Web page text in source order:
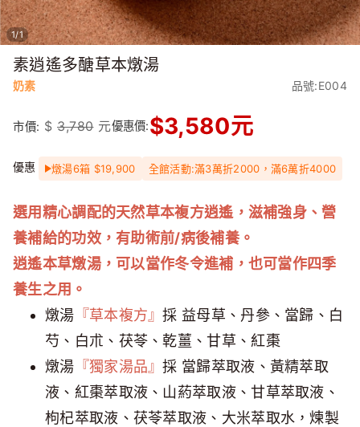
1/1
素逍遙多醣草本燉湯
奶素 品號:E004
市價: $ 3,780 元優惠價:$3,580元
優惠 燉湯6箱 $19,900 全館活動:滿3萬折2000，滿6萬折4000
選用精心調配的天然草本複方逍遙，滋補強身、營
養補給的功效，有助術前/病後補養。
逍遙本草燉湯，可以當作冬令進補，也可當作四季
養生之用。
燉湯 『草本複方』採 益母草、丹參、當歸、白
芍、白朮、茯苓、乾薑、甘草、紅棗
燉湯 『獨家湯品』採 當歸萃取液、黃精萃取
液、紅棗萃取液、山葯萃取液、甘草萃取液、
枸杞萃取液、茯苓萃取液、大米萃取水，煉製